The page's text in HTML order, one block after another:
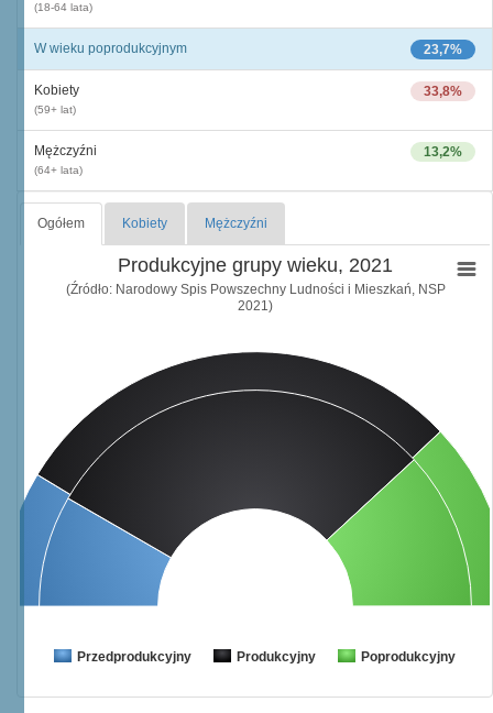
(18-64 lata)
23,7%
W wieku poprodukcyjnym
33,8%
Kobiety
(59+ lat)
13,2%
Mężczyźni
(64+ lata)
Ogółem Kobiety Mężczyźni
Produkcyjne grupy wieku, 2021
(Źródło: Narodowy Spis Powszechny Ludności i Mieszkań, NSP
2021)
Przedprodukcyjny Produkcyjny Poprodukcyjny